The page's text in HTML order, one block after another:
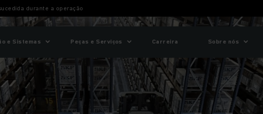
durante a operação
e Sistemas Peças e Serviços Carreira Sobre nós